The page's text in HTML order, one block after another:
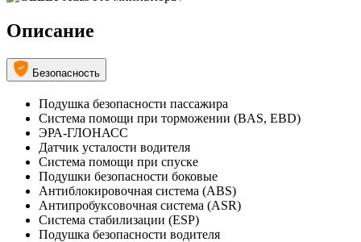
Описание
Безопасность
Подушка безопасности пассажира
Система помощи при торможении (BAS, EBD)
ЭРА-ГЛОНАСС
Датчик усталости водителя
Система помощи при спуске
Подушки безопасности боковые
Антиблокировочная система (ABS)
Антипробуксовочная система (ASR)
Система стабилизации (ESP)
Подушка безопасности водителя